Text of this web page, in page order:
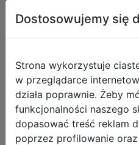
Starpak Plan
Mnożenia A5
Dostosowujemy się
Strona wykorzystuje
w przeglądarce
działa poprawnie. Żeby
funkcjonalności naszego
dopasować treść reklam
poprzez profilowanie